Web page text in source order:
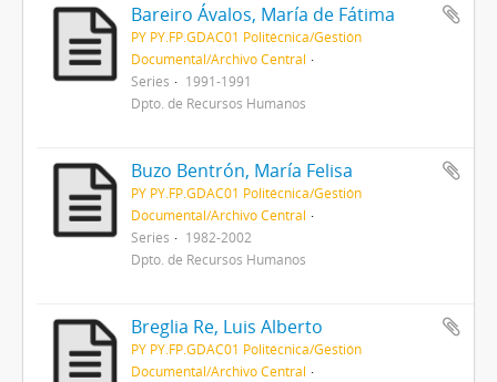
Bareiro Ávalos, María de Fátima
PY PY.FP.GDAC01 Politécnica/Gestión
Documental/Archivo Central
Series
1991-1991
Dpto. de Recursos Humanos
Buzo Bentrón, María Felisa
PY PY.FP.GDAC01 Politécnica/Gestión
Documental/Archivo Central
Series
1982-2002
Dpto. de Recursos Humanos
Breglia Re, Luis Alberto
PY PY.FP.GDAC01 Politécnica/Gestión
Documental/Archivo Central